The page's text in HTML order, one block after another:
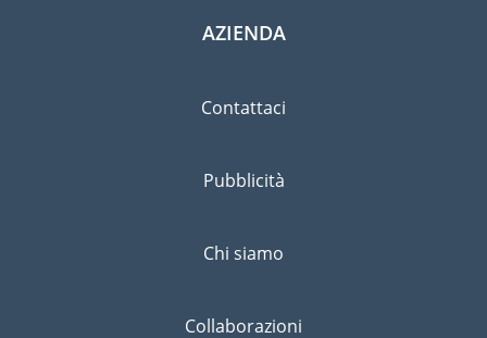
AZIENDA
Contattaci
Pubblicità
Chi siamo
Collaborazioni